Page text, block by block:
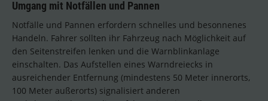
Umgang mit Notfällen und Pannen
Notfälle und Pannen erfordern schnelles und besonnenes
Handeln. Fahrer sollten ihr Fahrzeug nach Möglichkeit auf
den Seitenstreifen lenken und die Warnblinkanlage
einschalten. Das Aufstellen eines Warndreiecks in
ausreichender Entfernung (mindestens 50 Meter innerorts,
100 Meter außerorts) signalisiert anderen